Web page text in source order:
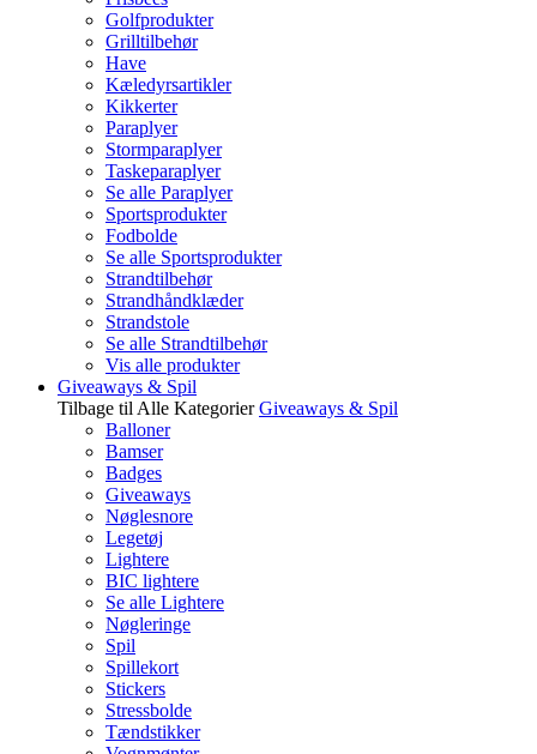
Golfprodukter
Grilltilbehør
Have
Kæledyrsartikler
Kikkerter
Paraplyer
Stormparaplyer
Taskeparaplyer
Se alle Paraplyer
Sportsprodukter
Fodbolde
Se alle Sportsprodukter
Strandtilbehør
Strandhåndklæder
Strandstole
Se alle Strandtilbehør
Vis alle produkter
Giveaways & Spil
Tilbage til Alle Kategorier Giveaways & Spil
Balloner
Bamser
Badges
Giveaways
Nøglesnore
Legetøj
Lightere
BIC lightere
Se alle Lightere
Nøgleringe
Spil
Spillekort
Stickers
Stressbolde
Tændstikker